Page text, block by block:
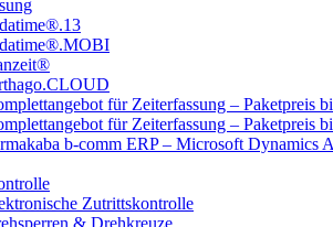
für Zeiterfassung – Paketpreis
für Zeiterfassung – Paketpreis
b-comm ERP – Microsoft Dynamics
Zutrittskontrolle
& Drehkreuze